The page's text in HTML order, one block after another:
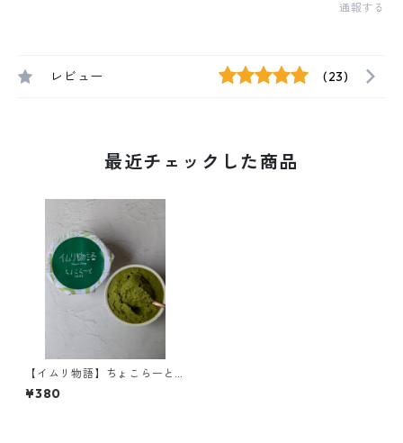
通報する
レビュー (23)
最近チェックした商品
【イムリ物語】ちょこらーと
抹茶
¥380